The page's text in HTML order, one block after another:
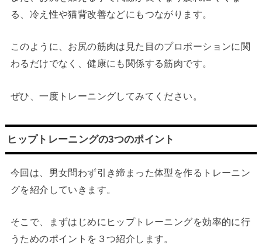
る、冷え性や猫背改善などにもつながります。
このように、お尻の筋肉は見た目のプロポーションに関
わるだけでなく、健康にも関係する筋肉です。
ぜひ、一度トレーニングしてみてください。
ヒップトレーニングの3つのポイント
今回は、男女問わず引き締まった体型を作るトレーニン
グを紹介していきます。
そこで、まずはじめにヒップトレーニングを効率的に行
うためのポイントを３つ紹介します。